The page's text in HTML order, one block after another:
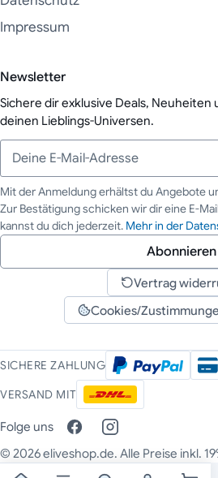
Impressum
Newsletter
Sichere dir exklusive Deals, Neuheiten
deinen Lieblings-Universen.
Deine E-Mail-Adresse
Mit der Anmeldung erhältst du Angebote
Zur Bestätigung schicken wir dir eine E-
kannst du dich jederzeit. Mehr in der
Abonnieren
Vertrag
Cookies/
SICHERE ZAHLUNG
VERSAND MIT
Folge uns
© 2026 eliveshop.de. Alle Preise inkl.